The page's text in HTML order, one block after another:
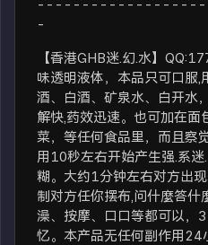
-
【香港GHB迷.幻.水】
味透明液体，本品只可口服
酒、白酒、矿泉水、白开水
解快,药效迅速。也可加在面
菜，等任何食品里，而且察
用10秒左右开始产生强.系
糊。大约1分钟左右对方出
制对方任你摆布,问什麼答什
澡、按摩、口口等都可以，
忆。本产品无任何副作用24